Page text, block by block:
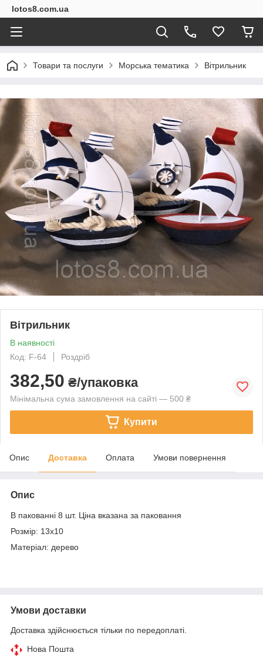
lotos8.com.ua
Товари та послуги Морська тематика Вітрильник
Вітрильник
В наявності
Код: F-64
Роздріб
382,50 ₴/упаковка
Мінімальна сума замовлення на сайті — 500 ₴
Купити
Опис Доставка Оплата Умови повернення
Опис
В пакованні 8 шт. Ціна вказана за паковання
Розмір: 13x10
Матеріал: дерево
Умови доставки
Доставка здійснюється тільки по передоплаті.
Нова Пошта